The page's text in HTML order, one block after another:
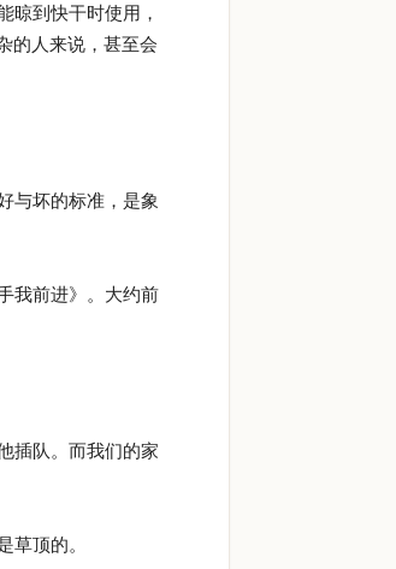
晾到快干时使用，
的人来说，甚至会
与坏的标准，是象
我前进》。大约前
插队。而我们的家
顶的。